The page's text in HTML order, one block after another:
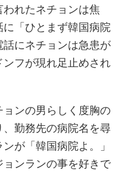
れたネチョンは焦
「ひとまず韓国病院
にネチョンは急患が
フが現れ足止めされ
ンの男らしく度胸の
勤務先の病院名を尋
が「韓国病院よ。」
ンランの事を好きで